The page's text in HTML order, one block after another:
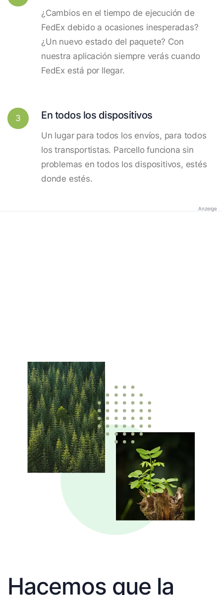
¿Cambios en el tiempo de ejecución de
FedEx debido a ocasiones inesperadas?
¿Un nuevo estado del paquete? Con
nuestra aplicación siempre verás cuando
FedEx está por llegar.
3 En todos los dispositivos
Un lugar para todos los envíos, para todos
los transportistas. Parcello funciona sin
problemas en todos los dispositivos, estés
donde estés.
Anzeige
Hacemos que la